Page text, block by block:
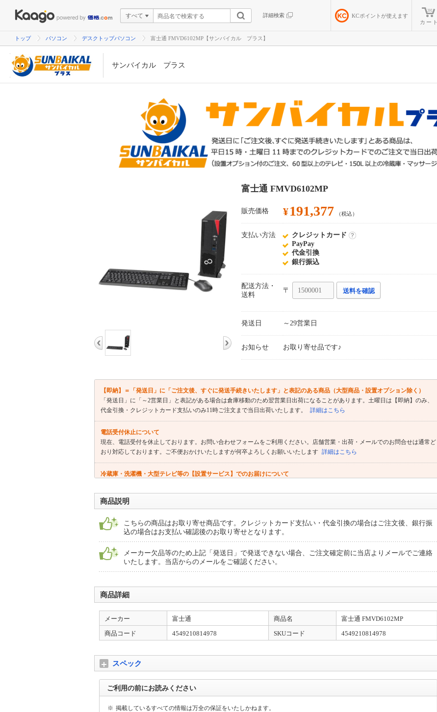
すべて 詳細検索 KCポイントが使えます
カート
トップ パソコン デスクトップパソコン 富士通 FMVD6102MP【サンバイカル プラス】
サンバイカル プラス
富士通 FMVD6102MP
販売価格 ¥191,377 （税込）
支払い方法
クレジットカード
PayPay
代金引換
銀行振込
配送方法・
送料
〒 送料を確認
発送日 ～29営業日
お知らせ お取り寄せ品です♪
【即納】＝「発送日」に「ご注文後、すぐに発送手続きいたします」と表記のある商品（大型商品・設置オプション除く）
「発送日」に「～2営業日」と表記がある場合は倉庫移動のため翌営業日出荷になることがあります。土曜日は【即納】のみ、
代金引換・クレジットカード支払いのみ11時ご注文まで当日出荷いたします。
詳細はこちら
電話受付休止について
現在、電話受付を休止しております。お問い合わせフォームをご利用ください。店舗営業・出荷・メールでのお問合せは通常ど
おり対応しております。ご不便おかけいたしますが何卒よろしくお願いいたします 詳細はこちら
冷蔵庫・洗濯機・大型テレビ等の【設置サービス】でのお届けについて
お届けまでにお時間がかかります★下見必須・推奨の商品があります。 詳細はこちら
商品説明
こちらの商品はお取り寄せ商品です。クレジットカード支払い・代金引換の場合はご注文後、銀行振
込の場合はお支払い確認後のお取り寄せとなります。
メーカー欠品等のため上記「発送日」で発送できない場合、ご注文確定前に当店よりメールでご連絡
いたします。当店からのメールをご確認ください。
商品詳細
メーカー 富士通 商品名
富士通 FMVD6102MP
商品コード
4549210814978 SKUコード 4549210814978
スペック
ご利用の前にお読みください
※ 掲載しているすべての情報は万全の保証をいたしかねます。